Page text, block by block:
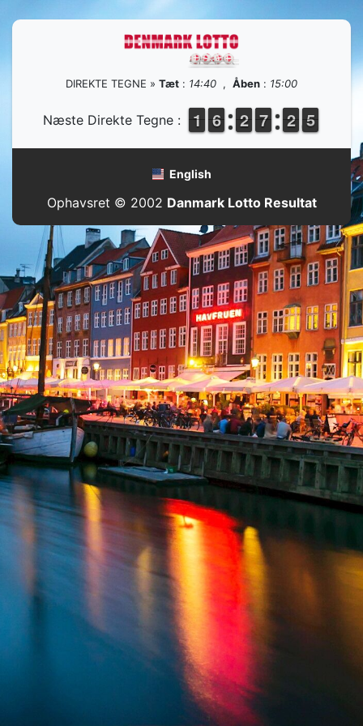
DIREKTE TEGNE » Tæt : 14:40 , Åben : 15:00
Næste Direkte Tegne : 1
1
1
1 5
5
6
6 1
1
2
2 6
6
7
7 1
1
2
2 5
5
4
English
Ophavsret © 2002 Danmark Lotto Resultat